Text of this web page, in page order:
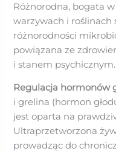
Różnorodna, bogata
warzywach i roślinach
różnorodności
powiązana ze
i stanem psychicznym.
Regulacja hormonów
i grelina (hormon
jest oparta na
Ultraprzetworzona
prowadząc do